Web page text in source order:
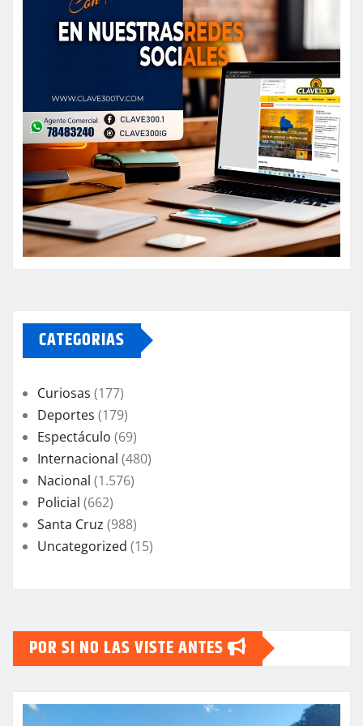
CATEGORIAS
Curiosas (177)
Deportes (179)
Espectáculo (69)
Internacional (480)
Nacional (1.576)
Policial (662)
Santa Cruz (988)
Uncategorized (15)
POR SI NO LAS VISTE ANTES